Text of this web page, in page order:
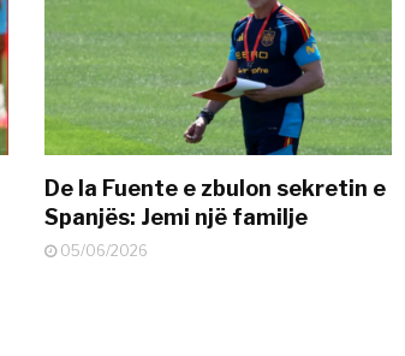
De la Fuente e zbulon sekretin e
Spanjës: Jemi një familje
05/06/2026